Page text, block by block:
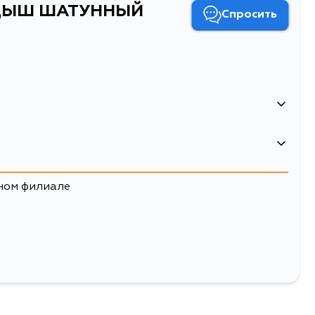
ШАТУННЫЙ Спросить
филиале